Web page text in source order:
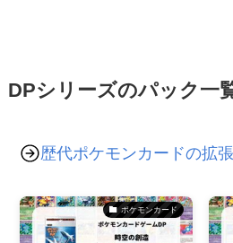
DPシリーズのパック一
歴代ポケモンカードの拡
ポケモンカード